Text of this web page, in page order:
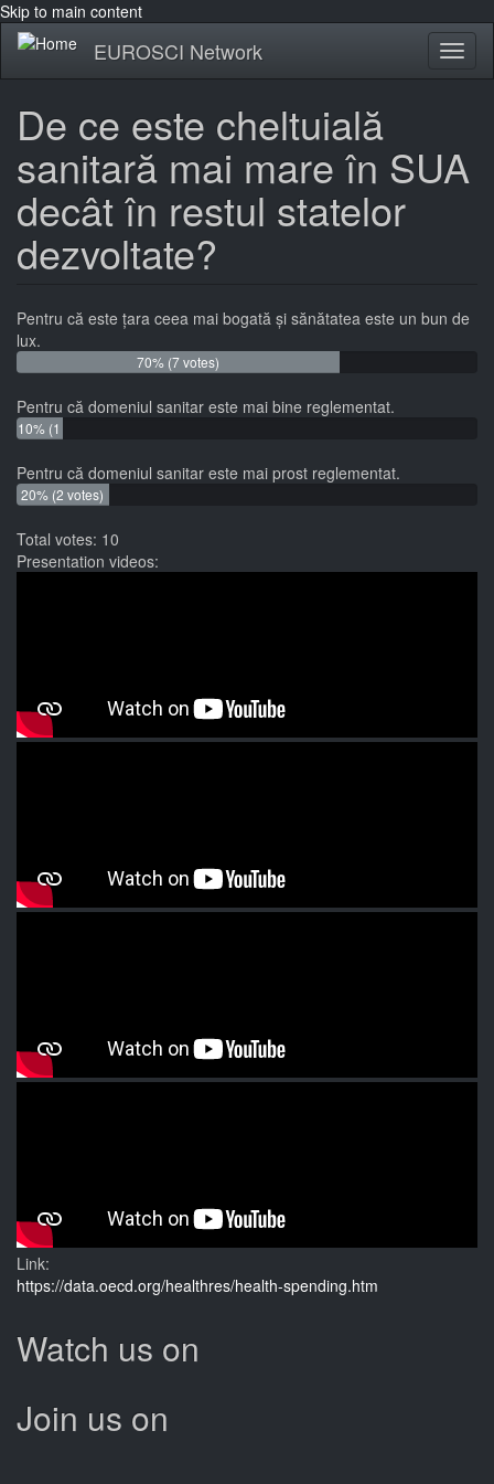
Skip to main content
EUROSCI Network
De ce este cheltuială
sanitară mai mare în SUA
decât în restul statelor
dezvoltate?
Pentru că este țara ceea mai bogată și sănătatea este un bun de
lux.
70% (7 votes)
Pentru că domeniul sanitar este mai bine reglementat.
10% (1
Pentru că domeniul sanitar este mai prost reglementat.
20% (2 votes)
Total votes: 10
Presentation videos:
Link:
https://data.oecd.org/healthres/health-spending.htm
Watch us on
Join us on